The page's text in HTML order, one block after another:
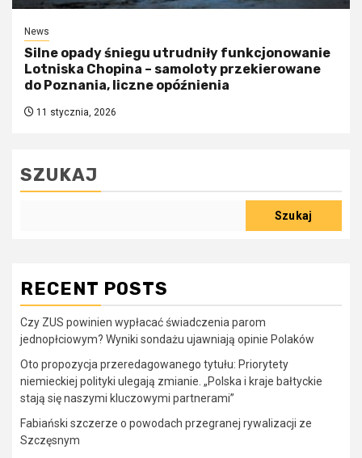
News
Silne opady śniegu utrudniły funkcjonowanie
Lotniska Chopina – samoloty przekierowane
do Poznania, liczne opóźnienia
11 stycznia, 2026
SZUKAJ
Szukaj
RECENT POSTS
Czy ZUS powinien wypłacać świadczenia parom
jednopłciowym? Wyniki sondażu ujawniają opinie Polaków
Oto propozycja przeredagowanego tytułu: Priorytety
niemieckiej polityki ulegają zmianie. „Polska i kraje bałtyckie
stają się naszymi kluczowymi partnerami”
Fabiański szczerze o powodach przegranej rywalizacji ze
Szczęsnym